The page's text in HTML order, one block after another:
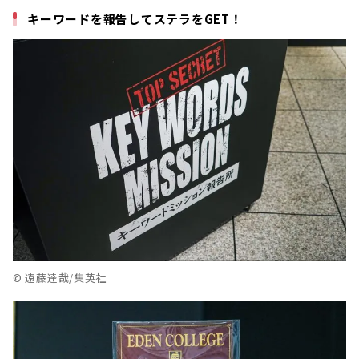
キーワードを報告してステラをGET！
© 遠藤達哉/集英社